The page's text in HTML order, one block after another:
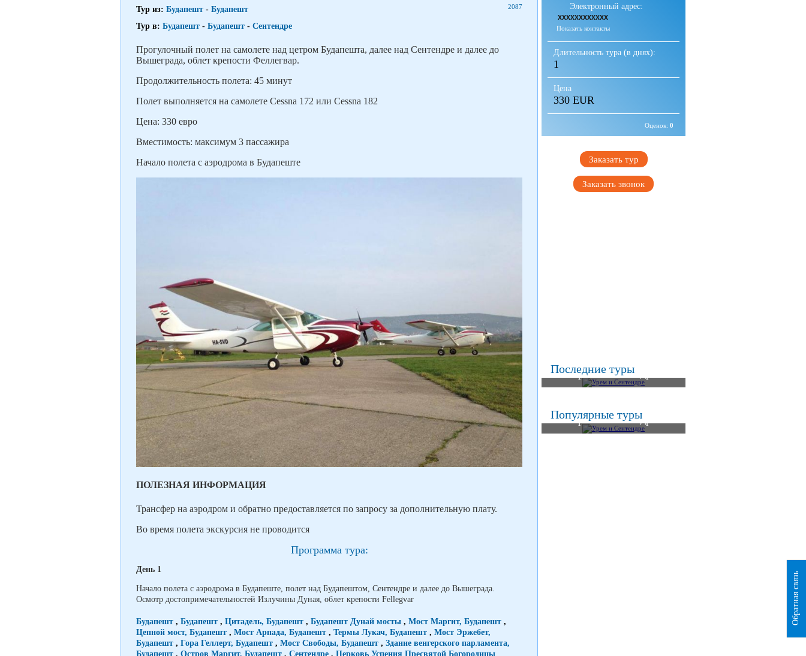
2087
Тур из: Будапешт - Будапешт
Тур в: Будапешт - Будапешт - Сентендре
Прогулочный полет на самолете над цетром Будапешта, далее над Сентендре и далее до
Вышеграда, облет крепости Феллегвар.
Продолжительность полета: 45 минут
Полет выполняется на самолете Cessna 172 или Cessna 182
Цена: 330 евро
Вместимость: максимум 3 пассажира
Начало полета с аэродрома в Будапеште
ПОЛЕЗНАЯ ИНФОРМАЦИЯ
Трансфер на аэродром и обратно предоставляется по запросу за дополнительную плату.
Во время полета экскурсия не проводится
Программа тура:
День 1
Начало полета с аэродрома в Будапеште, полет над Будапештом, Сентендре и далее до Вышеграда.
Осмотр достопримечательностей Излучины Дуная, облет крепости Fellegvаr
Будапешт , Будапешт , Цитадель, Будапешт , Будапешт Дунай мосты , Мост Маргит, Будапешт ,
Цепной мост, Будапешт , Мост Арпада, Будапешт , Термы Лукач, Будапешт , Мост Эржебет,
Будапешт , Гора Геллерт, Будапешт , Мост Свободы, Будапешт , Здание венгерского парламента,
Будапешт , Остров Маргит, Будапешт , Сентендре , Церковь Успения Пресвятой Богородицы
Электронный адрес:
XXXXXXXXXXXX
Показать контакты
Длительность тура (в днях):
1
Цена
330 EUR
Оценок: 0
Заказать тур
Заказать звонок
Последние туры
Урем и Сентендре
Популярные туры
Урем и Сентендре
Обратная связь